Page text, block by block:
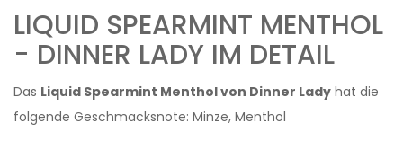
LIQUID SPEARMINT MENTHOL
- DINNER LADY IM DETAIL
Das Liquid Spearmint Menthol von Dinner Lady hat die
folgende Geschmacksnote: Minze, Menthol